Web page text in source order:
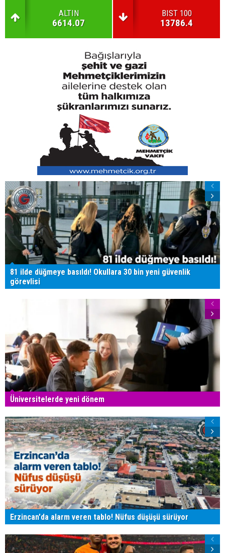
ALTIN
6614.07
BIST 100
13786.4
81 ilde düğmeye basıldı! Okullara 30 bin yeni güvenlik
görevlisi
Üniversitelerde yeni dönem
Erzincan'da alarm veren tablo! Nüfus düşüşü sürüyor